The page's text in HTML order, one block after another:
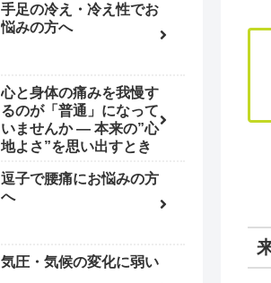
手足の冷え・冷え性でお
悩みの方へ
心と身体の痛みを我慢す
るのが「普通」になって
いませんか ― 本来の”心
地よさ”を思い出すとき
逗子で腰痛にお悩みの方
へ
気圧・気候の変化に弱い